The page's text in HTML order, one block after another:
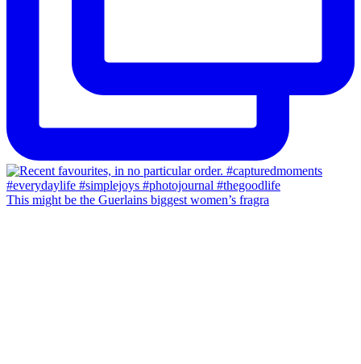
This might be the Guerlains biggest women’s fragra